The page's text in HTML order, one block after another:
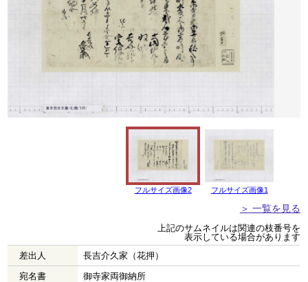
フルサイズ画像2 フルサイズ画像1
＞ 一覧を見る
上記のサムネイルは関連の枝番号を
表示している場合があります
差出人
長吉介久家（花押）
宛名書
御寺家両御納所